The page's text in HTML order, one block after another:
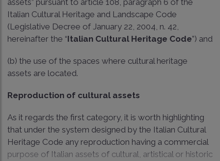
assets” pursuant to article 108, paragraph 6 of the
Italian Cultural Heritage and Landscape Code
(Legislative Decree of January 22, 2004, n. 42,
hereinafter the “Italian Cultural Heritage Code”) and
(b) the use of the spaces where cultural heritage
assets are located.
Reproduction of cultural assets
As it regards the first category, it is worth highlighting
that under the system designed by the Italian Cultural
Heritage Code any reproduction having a commercial
purpose of Italian assets of cultural, artistical or historic